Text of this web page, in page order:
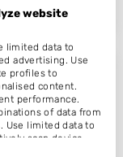
website
limited data to
advertising. Use
profiles to
content.
performance.
of data from
Use limited data to
scan device